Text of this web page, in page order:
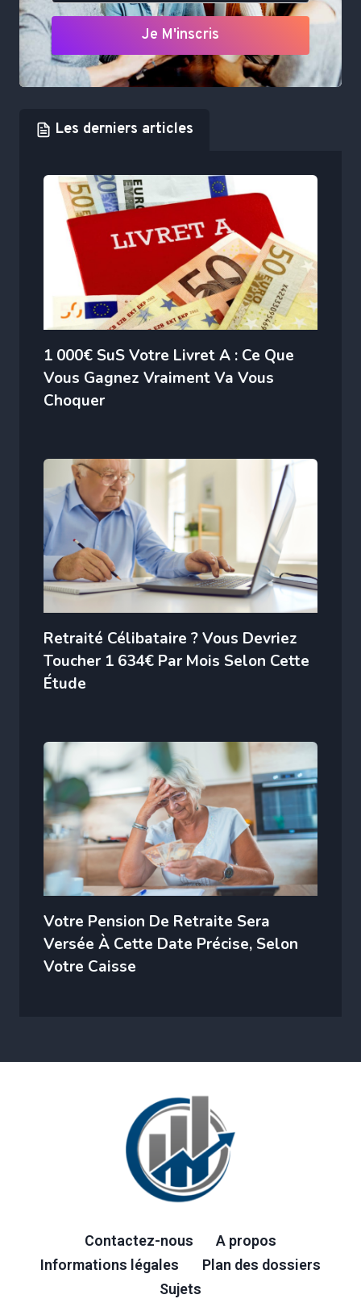
Je M'inscris
Les derniers articles
1 000€ SuS Votre Livret A : Ce Que
Vous Gagnez Vraiment Va Vous
Choquer
Retraité Célibataire ? Vous Devriez
Toucher 1 634€ Par Mois Selon Cette
Étude
Votre Pension De Retraite Sera
Versée À Cette Date Précise, Selon
Votre Caisse
Contactez-nous
A propos
Informations légales
Plan des dossiers
Sujets